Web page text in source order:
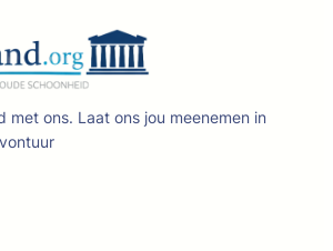
met ons. Laat ons jou meenemen in